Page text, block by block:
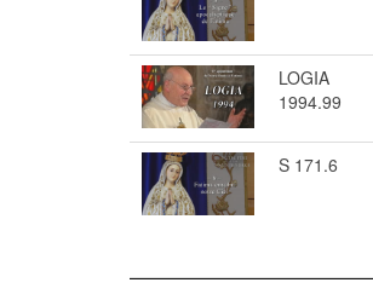
LOGIA
1994.99
S 171.6